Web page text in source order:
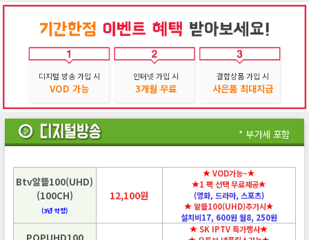
디지털 방송 가입 시
VOD 가능
인터넷 가입 시
3개월 무료
결합상품 가입 시
사은품 최대지급
* 부가세 포함
Btv알뜰100(UHD)
(100CH)
(3년 약정)
12,100원
VOD가능~
1 팩 선택 무료제공
(영화, 드라마, 스포츠)
알뜰100(UHD)추가시
설치비17, 600원 월8, 250원
SK IPTV 특가행사